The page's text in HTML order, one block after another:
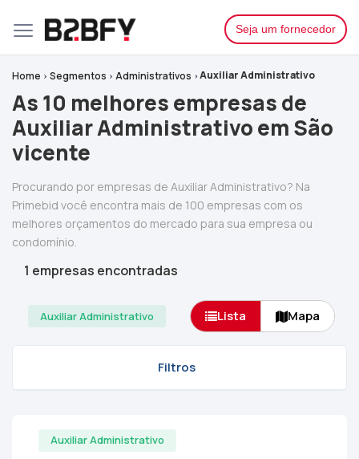
Seja um fornecedor
Home Segmentos Administrativos Auxiliar Administrativo
As 10 melhores empresas de
Auxiliar Administrativo em São
vicente
Procurando por empresas de Auxiliar Administrativo? Na
Primebid você encontra mais de 100 empresas com os
melhores orçamentos do mercado para sua empresa ou
condomínio.
1 empresas encontradas
Auxiliar Administrativo Lista Mapa
Filtros
Auxiliar Administrativo